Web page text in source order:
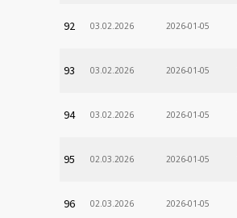
92 03.02.2026 2026-01-05
93 03.02.2026 2026-01-05
94 03.02.2026 2026-01-05
95 02.03.2026 2026-01-05
96 02.03.2026 2026-01-05